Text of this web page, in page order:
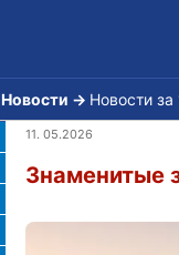
Новости → Новости за
11. 05.2026
Знаменитые